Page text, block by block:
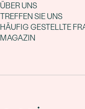
ÜBER UNS
TREFFEN SIE UNS
HÄUFIG GESTELLTE
MAGAZIN